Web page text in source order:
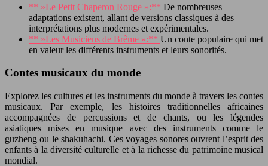
** »Le Petit Chaperon Rouge »:** De nombreuses
adaptations existent, allant de versions classiques à des
interprétations plus modernes et expérimentales.
** »Les Musiciens de Brême »:** Un conte populaire qui met
en valeur les différents instruments et leurs sonorités.
Contes musicaux du monde
Explorez les cultures et les instruments du monde à travers les contes
musicaux. Par exemple, les histoires traditionnelles africaines
accompagnées de percussions et de chants, ou les légendes
asiatiques mises en musique avec des instruments comme le
guzheng ou le shakuhachi. Ces voyages sonores ouvrent l’esprit des
enfants à la diversité culturelle et à la richesse du patrimoine musical
mondial.